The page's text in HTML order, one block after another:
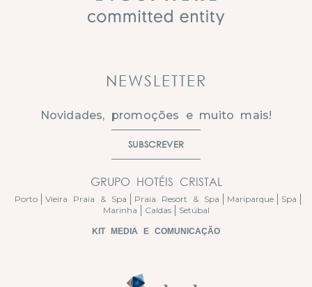
NEWSLETTER
Novidades, promoções e muito mais!
SUBSCREVER
GRUPO HOTÉIS CRISTAL
Porto Vieira Praia & Spa Praia Resort & Spa Mariparque
Spa
Marinha
Caldas Setúbal
KIT MEDIA E COMUNICAÇÃO